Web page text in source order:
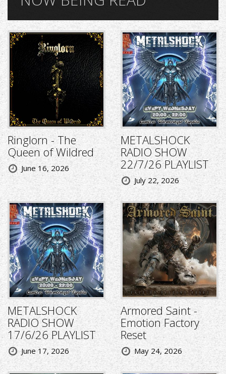
Ringlorn - The
Queen of Wildred
June 16, 2026
METALSHOCK
RADIO SHOW
22/7/26 PLAYLIST
July 22, 2026
METALSHOCK
RADIO SHOW
17/6/26 PLAYLIST
June 17, 2026
Armored Saint -
Emotion Factory
Reset
May 24, 2026